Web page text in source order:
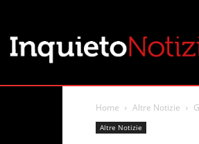
Home Altre Notizie
Altre Notizie